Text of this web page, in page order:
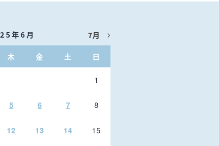
年6月
木 金 土 日
7月
1
5 6 7 8
12 13 14 15